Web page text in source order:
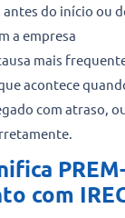
do início ou
a empresa
mais
acontece
com atraso,
com